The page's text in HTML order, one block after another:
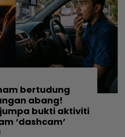
bertudung
abang!
bukti aktiviti
‘dashcam’